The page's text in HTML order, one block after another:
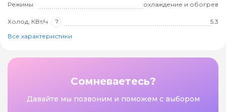
Режимы охлаждение и обогрев
Холод, КВт/ч ?
5.3
Все характеристики
Сомневаетесь?
Давайте мы позвоним и поможем с выбором